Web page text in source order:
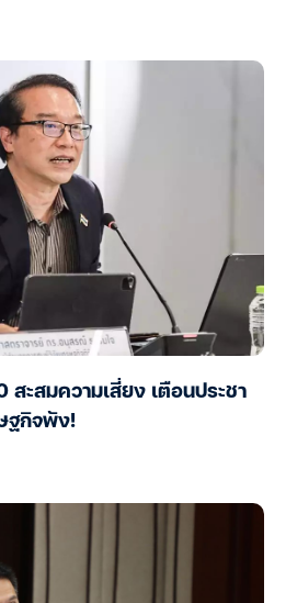
ะสมความเสี่ยง เตือนประชา
ฐกิจพัง!